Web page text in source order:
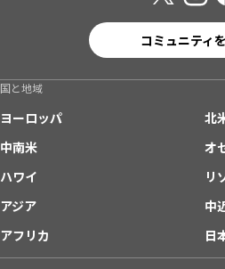
コミュニティ
国と地域
ヨーロッパ
北
中南米
オ
ハワイ
リ
アジア
中
アフリカ
日